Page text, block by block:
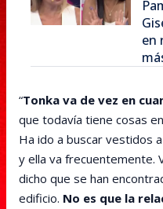
en
“Tonka va de vez en
que todavía tiene cosas
Ha ido a buscar vestidos
y ella va frecuentemente.
dicho que se han
edificio. No es que la